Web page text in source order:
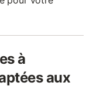
à
aux